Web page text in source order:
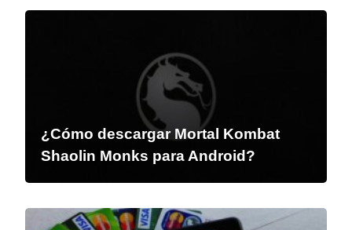
¿Cómo descargar Mortal Kombat
Shaolin Monks para Android?